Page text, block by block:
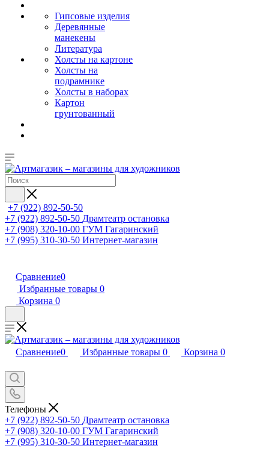
Гипсовые изделия
Деревянные
манекены
Литература
Холсты на картоне
Холсты на
подрамнике
Холсты в наборах
Картон
грунтованный
+7 (922) 892-50-50
+7 (922) 892-50-50 Драмтеатр остановка
+7 (908) 320-10-00 ГУМ Гагаринский
+7 (995) 310-30-50 Интернет-магазин
Сравнение0
Избранные товары 0
Корзина 0
Сравнение0 Избранные товары 0 Корзина 0
Телефоны
+7 (922) 892-50-50 Драмтеатр остановка
+7 (908) 320-10-00 ГУМ Гагаринский
+7 (995) 310-30-50 Интернет-магазин